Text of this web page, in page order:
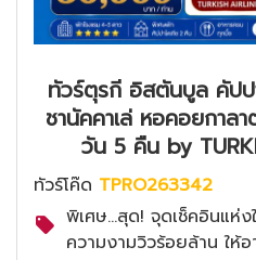
ทัวร์ตุรกี อิสตันบูล คัปป
ชานัคคาเล่ หอคอยกาลา
วัน 5 คืน by
ทัวร์โค๊ด TPRO263342
พิเศษ...สุด! จุดเช็คอินแห่
ความงามวิวร้อยล้าน ให้